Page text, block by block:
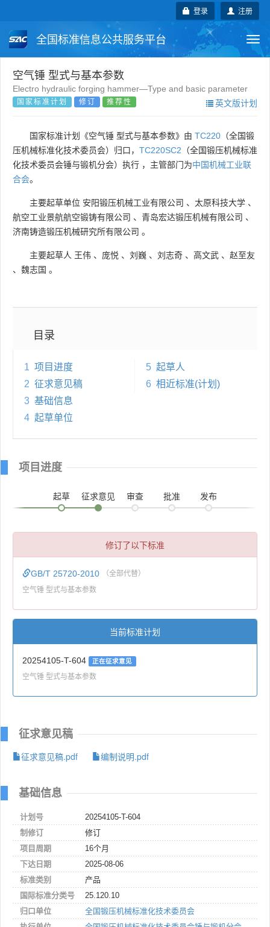
注册
登录
全国标准信息公共服务平台
国家标准 行业标准
团体标准 企业标准 国际标准
国外标准 技术委员会
空气锤 型式与基本参数
Electro hydraulic forging hammer—Type and basic parameter
国家标准计划 修订 推荐性 英文版计划
国家标准计划《空气锤 型式与基本参数》由 TC220 （全国锻
压机械标准化技术委员会）归口， TC220SC2 （全国锻压机械标准
化技术委员会锤与锻机分会）执行 ，主管部门为中国机械工业联
合会。
主要起草单位 安阳锻压机械工业有限公司 、 太原科技大学 、
航空工业景航航空锻铸有限公司 、 青岛宏达锻压机械有限公司 、
济南铸造锻压机械研究所有限公司 。
主要起草人 王伟 、 庞悦 、 刘巍 、 刘志奇 、 高文武 、 赵至友
、 魏志国 。
目录
1 项目进度
2 征求意见稿
3 基础信息
4 起草单位
5 起草人
6 相近标准(计划)
项目进度
起草 征求意见 审查 批准 发布
修订了以下标准
GB/T 25720-2010 （全部代替）
空气锤 型式与基本参数
当前标准计划
20254105-T-604 正在征求意见
空气锤 型式与基本参数
征求意见稿
征求意见稿.pdf
编制说明.pdf
基础信息
计划号
20254105-T-604
制修订
修订
项目周期
16个月
下达日期
2025-08-06
标准类别
产品
国际标准分类号
25.120.10
归口单位
全国锻压机械标准化技术委员会